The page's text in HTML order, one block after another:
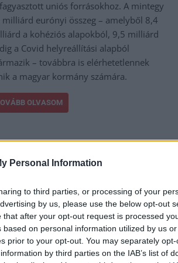
Personal Information
to third parties, or processing of your
by us, please use the below opt-out
after your opt-out request is processed
on personal information utilized by us
prior to your opt-out. You may separately
by third parties on the IAB’s list of
uniós forrásokhoz. A mintegy
milliárd eurónyi összeg – amelyből 8,4
a kohéziós alapokból, 9,5 milliárd
a Covid helyreállítási alapból
– továbbra is elérhetetlennek
a magyar kormány számára.
OLVASOM
ellen benyújtott bizalmatlansági
a júniusi EU-csúcs és a tagállamok
agrárpolitikája mellett július 7. és 10.